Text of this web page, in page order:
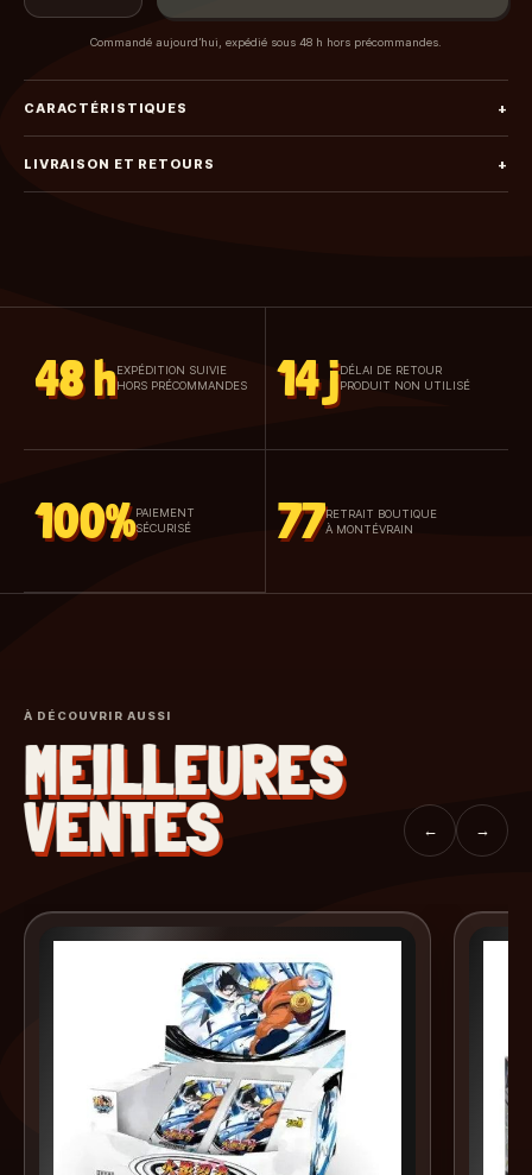
Commandé aujourd’hui, expédié sous 48 h hors précommandes.
CARACTÉRISTIQUES +
LIVRAISON ET RETOURS +
48 h EXPÉDITION SUIVIE
HORS PRÉCOMMANDES
14 jDÉLAI DE RETOUR
PRODUIT NON UTILISÉ
100% PAIEMENT
SÉCURISÉ
77RETRAIT BOUTIQUE
À MONTÉVRAIN
À DÉCOUVRIR AUSSI
MEILLEURES
VENTES ← →